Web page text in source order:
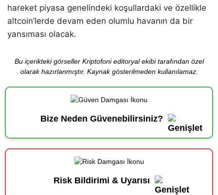
hareket piyasa genelindeki koşullardaki ve özellikle
altcoin’lerde devam eden olumlu havanın da bir
yansıması olacak.
Bu içerikteki görseller Kriptofoni editoryal ekibi tarafından özel
olarak hazırlanmıştır. Kaynak gösterilmeden kullanılamaz.
Bize Neden Güvenebilirsiniz?
Risk Bildirimi & Uyarısı